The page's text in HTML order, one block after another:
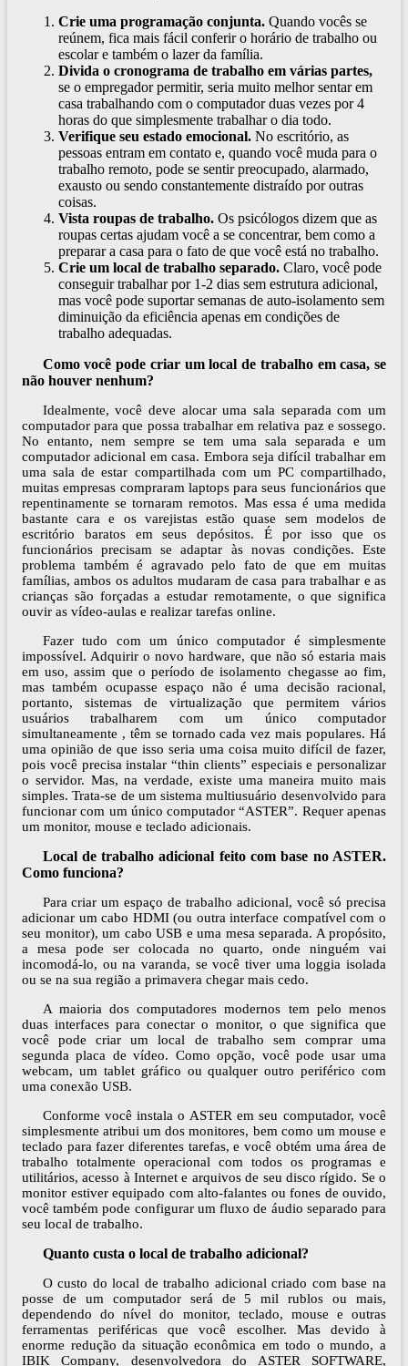
Crie uma programação conjunta. Quando vocês se
reúnem, fica mais fácil conferir o horário de trabalho ou
escolar e também o lazer da família.
Divida o cronograma de trabalho em várias partes,
se o empregador permitir, seria muito melhor sentar em
casa trabalhando com o computador duas vezes por 4
horas do que simplesmente trabalhar o dia todo.
Verifique seu estado emocional. No escritório, as
pessoas entram em contato e, quando você muda para o
trabalho remoto, pode se sentir preocupado, alarmado,
exausto ou sendo constantemente distraído por outras
coisas.
Vista roupas de trabalho. Os psicólogos dizem que as
roupas certas ajudam você a se concentrar, bem como a
preparar a casa para o fato de que você está no trabalho.
Crie um local de trabalho separado. Claro, você pode
conseguir trabalhar por 1-2 dias sem estrutura adicional,
mas você pode suportar semanas de auto-isolamento sem
diminuição da eficiência apenas em condições de
trabalho adequadas.
Como você pode criar um local de trabalho em casa, se
não houver nenhum?
Idealmente, você deve alocar uma sala separada com um
computador para que possa trabalhar em relativa paz e sossego.
No entanto, nem sempre se tem uma sala separada e um
computador adicional em casa. Embora seja difícil trabalhar em
uma sala de estar compartilhada com um PC compartilhado,
muitas empresas compraram laptops para seus funcionários que
repentinamente se tornaram remotos. Mas essa é uma medida
bastante cara e os varejistas estão quase sem modelos de
escritório baratos em seus depósitos. É por isso que os
funcionários precisam se adaptar às novas condições. Este
problema também é agravado pelo fato de que em muitas
famílias, ambos os adultos mudaram de casa para trabalhar e as
crianças são forçadas a estudar remotamente, o que significa
ouvir as vídeo-aulas e realizar tarefas online.
Fazer tudo com um único computador é simplesmente
impossível. Adquirir o novo hardware, que não só estaria mais
em uso, assim que o período de isolamento chegasse ao fim,
mas também ocupasse espaço não é uma decisão racional,
portanto, sistemas de virtualização que permitem vários
usuários trabalharem com um único computador
simultaneamente , têm se tornado cada vez mais populares. Há
uma opinião de que isso seria uma coisa muito difícil de fazer,
pois você precisa instalar “thin clients” especiais e personalizar
o servidor. Mas, na verdade, existe uma maneira muito mais
simples. Trata-se de um sistema multiusuário desenvolvido para
funcionar com um único computador “ASTER”. Requer apenas
um monitor, mouse e teclado adicionais.
Local de trabalho adicional feito com base no ASTER.
Como funciona?
Para criar um espaço de trabalho adicional, você só precisa
adicionar um cabo HDMI (ou outra interface compatível com o
seu monitor), um cabo USB e uma mesa separada. A propósito,
a mesa pode ser colocada no quarto, onde ninguém vai
incomodá-lo, ou na varanda, se você tiver uma loggia isolada
ou se na sua região a primavera chegar mais cedo.
A maioria dos computadores modernos tem pelo menos
duas interfaces para conectar o monitor, o que significa que
você pode criar um local de trabalho sem comprar uma
segunda placa de vídeo. Como opção, você pode usar uma
webcam, um tablet gráfico ou qualquer outro periférico com
uma conexão USB.
Conforme você instala o ASTER em seu computador, você
simplesmente atribui um dos monitores, bem como um mouse e
teclado para fazer diferentes tarefas, e você obtém uma área de
trabalho totalmente operacional com todos os programas e
utilitários, acesso à Internet e arquivos de seu disco rígido. Se o
monitor estiver equipado com alto-falantes ou fones de ouvido,
você também pode configurar um fluxo de áudio separado para
seu local de trabalho.
Quanto custa o local de trabalho adicional?
O custo do local de trabalho adicional criado com base na
posse de um computador será de 5 mil rublos ou mais,
dependendo do nível do monitor, teclado, mouse e outras
ferramentas periféricas que você escolher. Mas devido à
enorme redução da situação econômica em todo o mundo, a
IBIK Company, desenvolvedora do ASTER SOFTWARE,